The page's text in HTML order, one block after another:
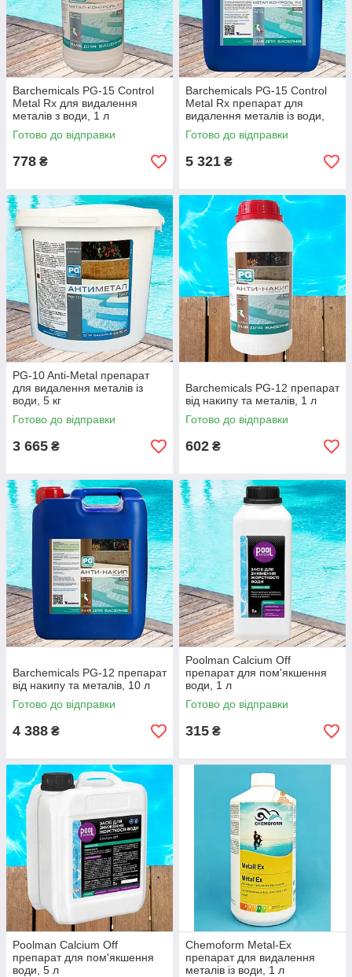
Barchemicals PG-15 Control
Metal Rx для видалення
металів з води, 1 л
Готово до відправки
778 ₴
Barchemicals PG-15 Control
Metal Rx препарат для
видалення металів із води,
10 л
Готово до відправки
5 321 ₴
PG-10 Anti-Metal препарат
для видалення металів із
води, 5 кг
Готово до відправки
3 665 ₴
Barchemicals PG-12 препарат
від накипу та металів, 1 л
Готово до відправки
602 ₴
Barchemicals PG-12 препарат
від накипу та металів, 10 л
Готово до відправки
4 388 ₴
Poolman Calcium Off
препарат для пом'якшення
води, 1 л
Готово до відправки
315 ₴
Poolman Calcium Off
препарат для пом'якшення
води, 5 л
Chemoform Metal-Ex
препарат для видалення
металів із води, 1 л